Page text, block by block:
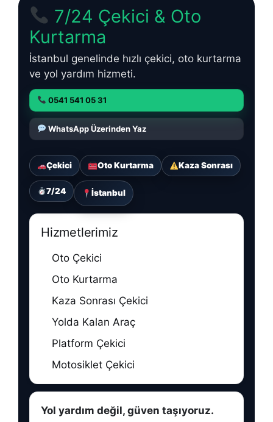
7/24 Çekici & Oto
Kurtarma
İstanbul genelinde hızlı çekici, oto kurtarma
ve yol yardım hizmeti.
0541 541 05 31
WhatsApp Üzerinden Yaz
Çekici Oto Kurtarma Kaza Sonrası
7/24 İstanbul
Hizmetlerimiz
Oto Çekici
Oto Kurtarma
Kaza Sonrası Çekici
Yolda Kalan Araç
Platform Çekici
Motosiklet Çekici
Yol yardım değil, güven taşıyoruz.